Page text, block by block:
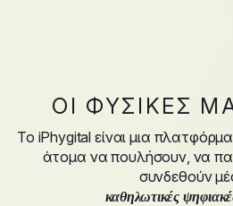
ΟΙ ΦΥΣΙΚΈΣ
Το iPhygital είναι μια
άτομα να πουλήσουν, να
συνδεθούν
καθηλωτικές